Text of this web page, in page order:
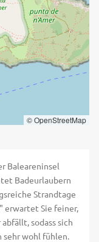
© OpenStreetMap
Baleareninsel
Badeurlaubern
Strandtage
erwartet Sie feiner,
sodass sich
sehr wohl fühlen.